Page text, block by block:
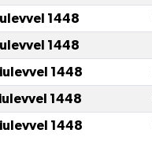
1448
1448
1448
1448
1448